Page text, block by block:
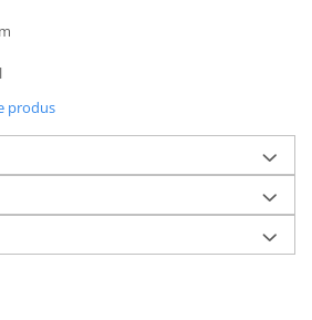
produs